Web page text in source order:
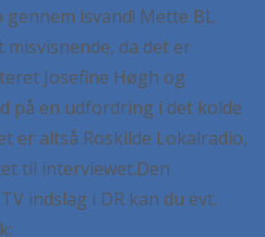
isvand! Mette BL
misvisnende, da det er
Josefine Høgh og
på en udfordring i det kolde
er altså Roskilde Lokalradio,
til interviewet.Den
indslag i DR kan du evt.